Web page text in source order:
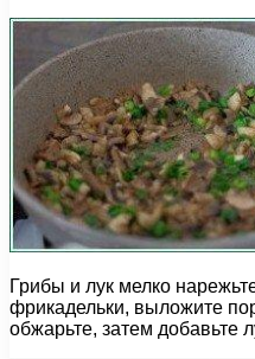
Грибы и лук мелко
фрикадельки, выложите
обжарьте, затем добавьте